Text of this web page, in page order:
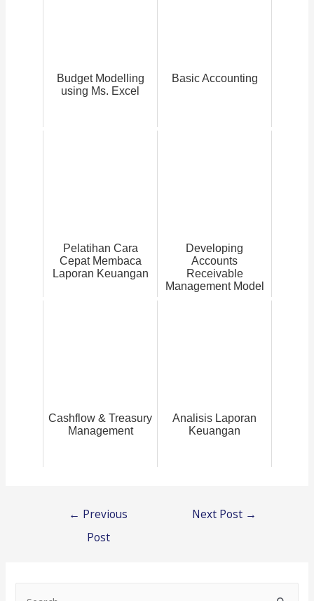
Budget Modelling
using Ms. Excel
Basic Accounting
Pelatihan Cara
Cepat Membaca
Laporan Keuangan
Developing
Accounts
Receivable
Management Model
Cashflow & Treasury
Management
Analisis Laporan
Keuangan
← Previous
Post
Next Post →